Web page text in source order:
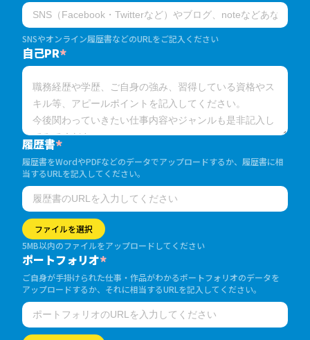
SNSやオンライン履歴書などのURLをご記入ください
自己PR*
履歴書*
履歴書をWordやPDFなどのデータでアップロードするか、履歴書に相
当するURLを記入してください。
ファイルを選択
5MB以内のファイルをアップロードしてください
ポートフォリオ*
ご自身が手掛けられた仕事・作品がわかるポートフォリオのデータを
アップロードするか、それに相当するURLを記入してください。